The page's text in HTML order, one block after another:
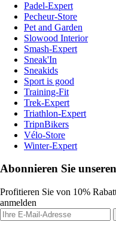
Padel-Expert
Pecheur-Store
Pet and Garden
Slowood Interior
Smash-Expert
Sneak'In
Sneakids
Sport is good
Training-Fit
Trek-Expert
Triathlon-Expert
TripnBikers
Vélo-Store
Winter-Expert
Abonnieren Sie
Profitieren Sie von 10%
anmelden